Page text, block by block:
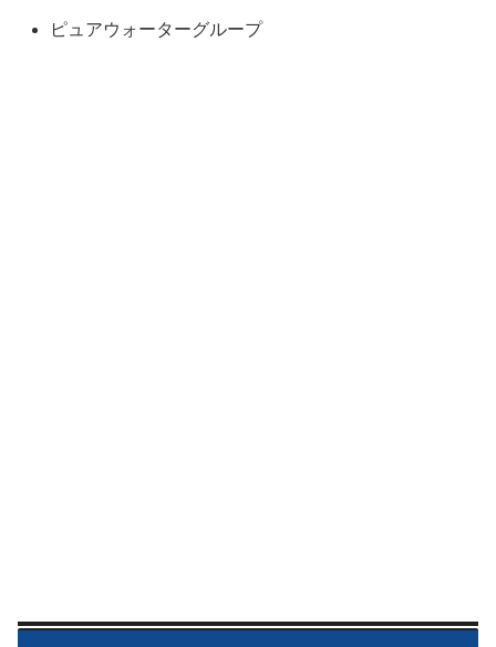
ピュアウォーターグループ